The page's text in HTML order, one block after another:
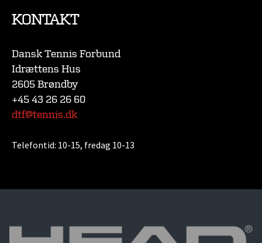
KONTAKT
Dansk Tennis Forbund
Idrættens Hus
2605 Brøndby
+45 43 26 26 60
dtf@tennis.dk
Telefontid: 10-15, fredag 10-13